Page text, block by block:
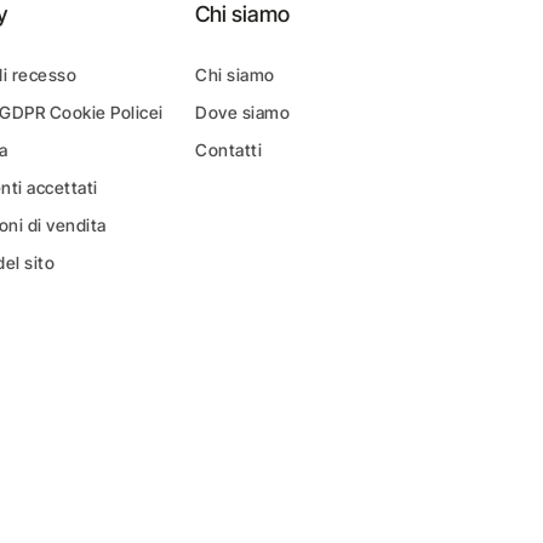
recesso
Cookie Policei
accettati
di vendita
sito
Chi siamo
Chi siamo
Dove siamo
Contatti